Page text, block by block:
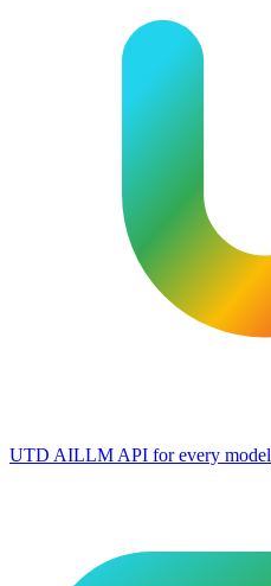
UTD AILLM API for every model